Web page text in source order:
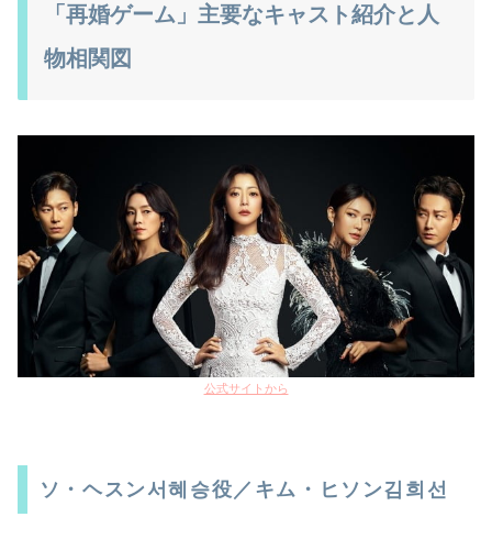
「再婚ゲーム」主要なキャスト紹介と人
物相関図
公式サイトから
ソ・ヘスン서혜승役／キム・ヒソン김희선